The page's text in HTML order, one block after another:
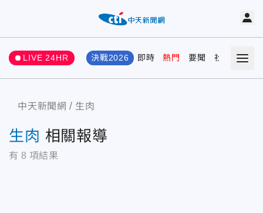
LIVE 24HR 決戰2026 即時 熱門 要聞 社會 娛樂
中天新聞網 生肉
生肉 相關報導
有 8 項結果